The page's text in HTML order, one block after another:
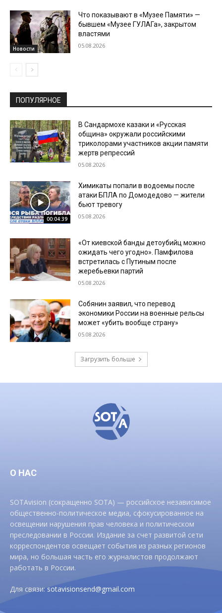
Новости
Что показывают в «Музее Памяти» —
бывшем «Музее ГУЛАГа», закрытом
властями
05.08.2026
ПОПУЛЯРНОЕ
В Сандармохе казаки и «Русская
община» окружали российскими
триколорами участников акции памяти
жертв репрессий
05.08.2026
00:04:39
Химикаты попали в водоемы после
атаки БПЛА по Домодедово — жители
бьют тревогу
05.08.2026
«От киевской банды детоубийц можно
ожидать чего угодно». Памфилова
встретилась с Путиным после
жеребьевки партий
05.08.2026
Собянин заявил, что перевод
экономики России на военные рельсы
может «убить вообще страну»
05.08.2026
Загрузить больше
О НАС
SOTAvision (сокращенно SOTA) — российское независимое
общественно-политическое медиа, сфокусированное на
освещении нарушения прав человека и политическом
преследовании в России. Издание за счет развитой сети
корреспондентов освещает события из разных регионов
мира, но большая часть его журналистов продолжают
работать в России.
Для связи:sotavisionsend@gmail.com